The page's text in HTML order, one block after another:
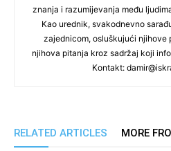
znanja i razumijevanja među
Kao urednik, svakodnevno
zajednicom, osluškujući njihove
njihova pitanja kroz sadržaj koji
Kontakt:
RELATED ARTICLES MORE